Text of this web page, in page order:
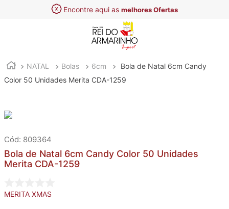
Encontre aqui as melhores Ofertas
NATAL Bolas 6cm
Bola de Natal 6cm Candy
Color 50 Unidades Merita CDA-1259
: 809364
Bola de Natal 6cm Candy Color 50 Unidades
Merita CDA-1259
MERITA XMAS